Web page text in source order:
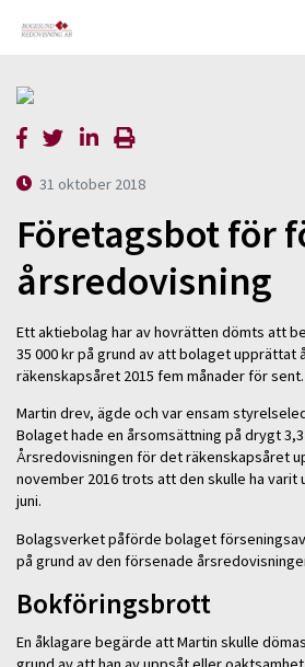
31 oktober 2018
Företagsbot för
årsredovisning
Ett aktiebolag har av hovrätten dömts att
35 000 kr på grund av att bolaget upprättat
räkenskapsåret 2015 fem månader för sent.
Martin drev, ägde och var ensam
Bolaget hade en årsomsättning på drygt
Årsredovisningen för det räkenskapsåret
november 2016 trots att den skulle ha varit
juni.
Bolagsverket påförde bolaget
på grund av den försenade
Bokföringsbrott
En åklagare begärde att Martin skulle